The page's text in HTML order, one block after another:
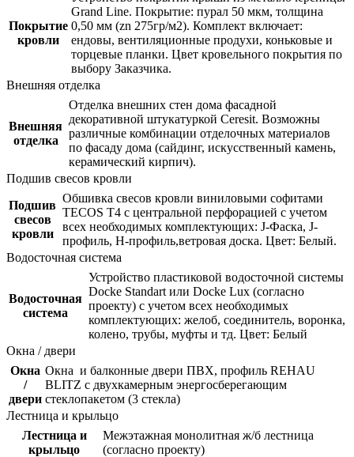
Покрытие
кровли
Grand Line. Покрытие: пурал 50 мкм, толщина
0,50 мм (zn 275гр/м2). Комплект включает:
ендовы, вентиляционные продухи, коньковые и
торцевые планки. Цвет кровельного покрытия по
выбору Заказчика.
Внешняя отделка
Внешняя
отделка
Отделка внешних стен дома фасадной
декоративной штукатуркой Ceresit. Возможны
различные комбинации отделочных материалов
по фасаду дома (сайдинг, искусственный камень,
керамический кирпич).
Подшив свесов кровли
Подшив
свесов
кровли
Обшивка свесов кровли виниловыми софитами
TECOS Т4 с центральной перфорацией с учетом
всех необходимых комплектующих: J-Фаска, J-
профиль, Н-профиль,ветровая доска. Цвет: Белый.
Водосточная система
Водосточная
система
Устройство пластиковой водосточной системы
Docke Standart или Docke Lux (согласно
проекту) с учетом всех необходимых
комплектующих: желоб, соединитель, воронка,
колено, трубы, муфты и тд. Цвет: Белый
Окна / двери
Окна
/
двери
Окна и балконные двери ПВХ, профиль REHAU
BLITZ с двухкамерным энергосберегающим
стеклопакетом (3 стекла)
Лестница и крыльцо
Лестница и
крыльцо
Межэтажная монолитная ж/б лестница
(согласно проекту)